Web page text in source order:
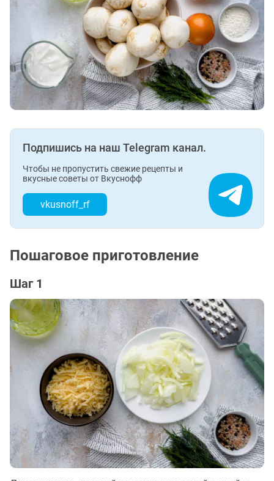
Подпишись на наш Telegram канал.
Чтобы не пропустить свежие рецепты и
вкусные советы от Вкуснофф
vkusnoff_rf
Пошаговое приготовление
Шаг 1